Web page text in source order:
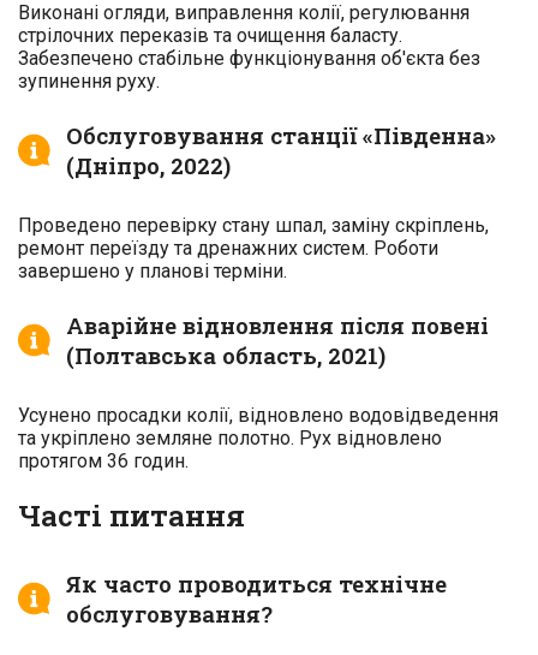
Виконані огляди, виправлення колії, регулювання
стрілочних переказів та очищення баласту.
Забезпечено стабільне функціонування об'єкта без
зупинення руху.
Обслуговування станції «Південна»
(Дніпро, 2022)
Проведено перевірку стану шпал, заміну скріплень,
ремонт переїзду та дренажних систем. Роботи
завершено у планові терміни.
Аварійне відновлення після повені
(Полтавська область, 2021)
Усунено просадки колії, відновлено водовідведення
та укріплено земляне полотно. Рух відновлено
протягом 36 годин.
Часті питання
Як часто проводиться технічне
обслуговування?